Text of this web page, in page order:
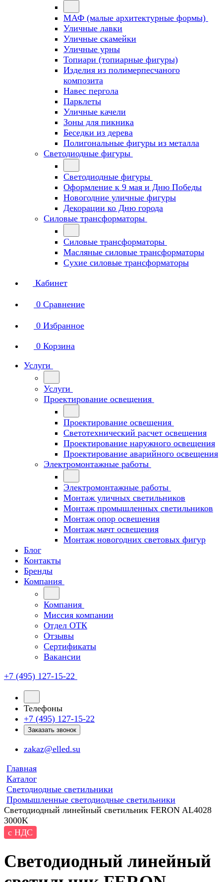
МАФ (малые архитектурные формы)
Уличные лавки
Уличные скамейки
Уличные урны
Топиари (топиарные фигуры)
Изделия из полимерпесчаного
композита
Навес пергола
Парклеты
Уличные качели
Зоны для пикника
Беседки из дерева
Полигональные фигуры из металла
Светодиодные фигуры
Светодиодные фигуры
Оформление к 9 мая и Дню Победы
Новогодние уличные фигуры
Декорации ко Дню города
Силовые трансформаторы
Силовые трансформаторы
Масляные силовые трансформаторы
Сухие силовые трансформаторы
Кабинет
0 Сравнение
0 Избранное
0 Корзина
Услуги
Услуги
Проектирование освещения
Проектирование освещения
Светотехнический расчет освещения
Проектирование наружного освещения
Проектирование аварийного освещения
Электромонтажные работы
Электромонтажные работы
Монтаж уличных светильников
Монтаж промышленных светильников
Монтаж опор освещения
Монтаж мачт освещения
Монтаж новогодних световых фигур
Блог
Контакты
Бренды
Компания
Компания
Миссия компании
Отдел ОТК
Отзывы
Сертификаты
Вакансии
+7 (495) 127-15-22
Телефоны
+7 (495) 127-15-22
Заказать звонок
zakaz@elled.su
Главная
Каталог
Светодиодные светильники
Промышленные светодиодные светильники
Светодиодный линейный светильник FERON AL4028
3000K
с НДС
Светодиодный линейный